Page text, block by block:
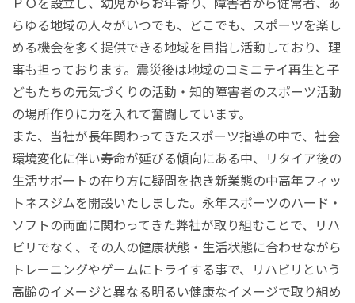
らゆる地域の人々がいつでも、どこでも、スポーツを楽し
める機会を多く提供できる地域を目指し活動しており、理
事も担っております。震災後は地域のコミニテイ再生と子
どもたちの元気づくりの活動・知的障害者のスポーツ活動
の場所作りに力を入れて奮闘しています。
また、当社が長年関わってきたスポーツ指導の中で、社会
環境変化に伴い寿命が延びる傾向にある中、リタイア後の
生活サポートの在り方に疑問を抱き新業態の中高年フィッ
トネスジムを開設いたしました。永年スポーツのハード・
ソフトの両面に関わってきた弊社が取り組むことで、リハ
ビリでなく、その人の健康状態・生活状態に合わせながら
トレーニングやゲームにトライする事で、リハビリという
高齢のイメージと異なる明るい健康なイメージで取り組め